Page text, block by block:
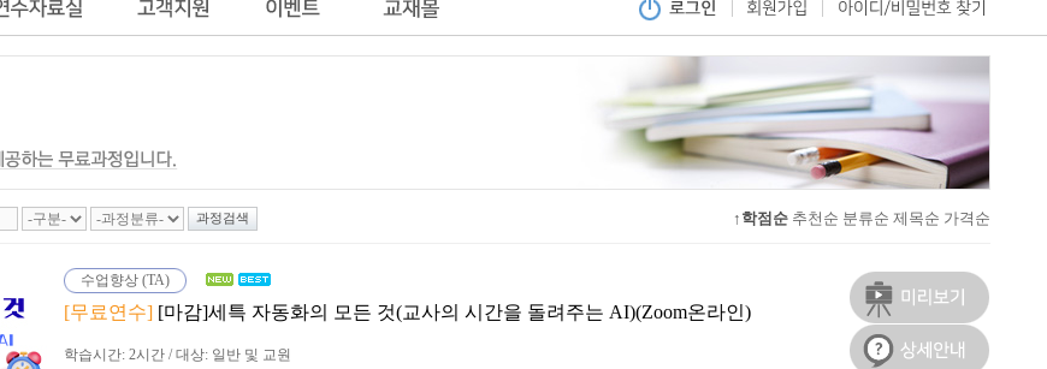
↑학점순 추천순 분류순 제목순 가격순
수업향상 (TA)
[무료연수] [마감]세특 자동화의 모든 것(교사의 시간을 돌려주는 AI)(Zoom온라인)
학습시간: 2시간 / 대상: 일반 및 교원